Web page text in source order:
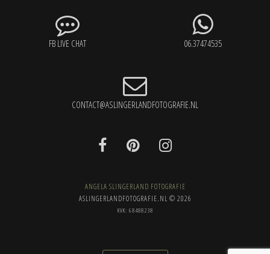
FB LIVE CHAT 06.37474535
CONTACT@ASLINGERLANDFOTOGRAFIE.NL
ANGELA SLINGERLAND FOTOGRAFIE
ASLINGERLANDFOTOGRAFIE.NL © 2026
KVK: 68488238